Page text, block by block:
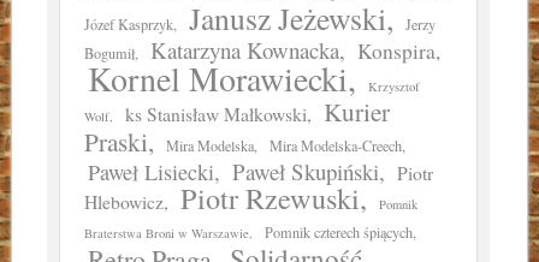
Józef Kasprzyk
Janusz Jeżewski
Jerzy
Bogumił
Katarzyna Kownacka Konspira
Kornel Morawiecki
Krzysztof
Wolf
ks Stanisław Małkowski
Kurier
Praski
Mira Modelska Mira Modelska-Creech
Paweł Lisiecki Paweł Skupiński
Piotr
Hlebowicz
Piotr Rzewuski
Pomnik
Braterstwa Broni w Warszawie
Pomnik czterech śpiących